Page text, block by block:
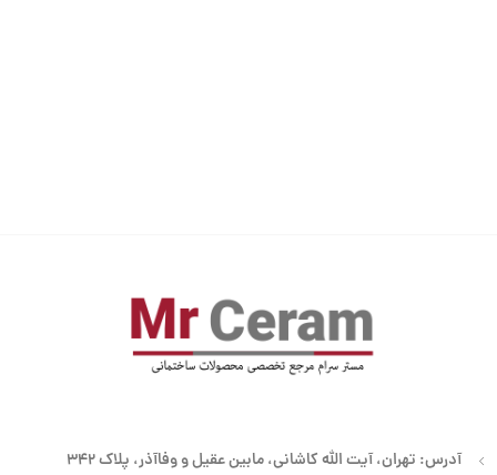
آدرس: تهران، آیت الله کاشانی، مابین عقیل و وفاآذر، پلاک 342